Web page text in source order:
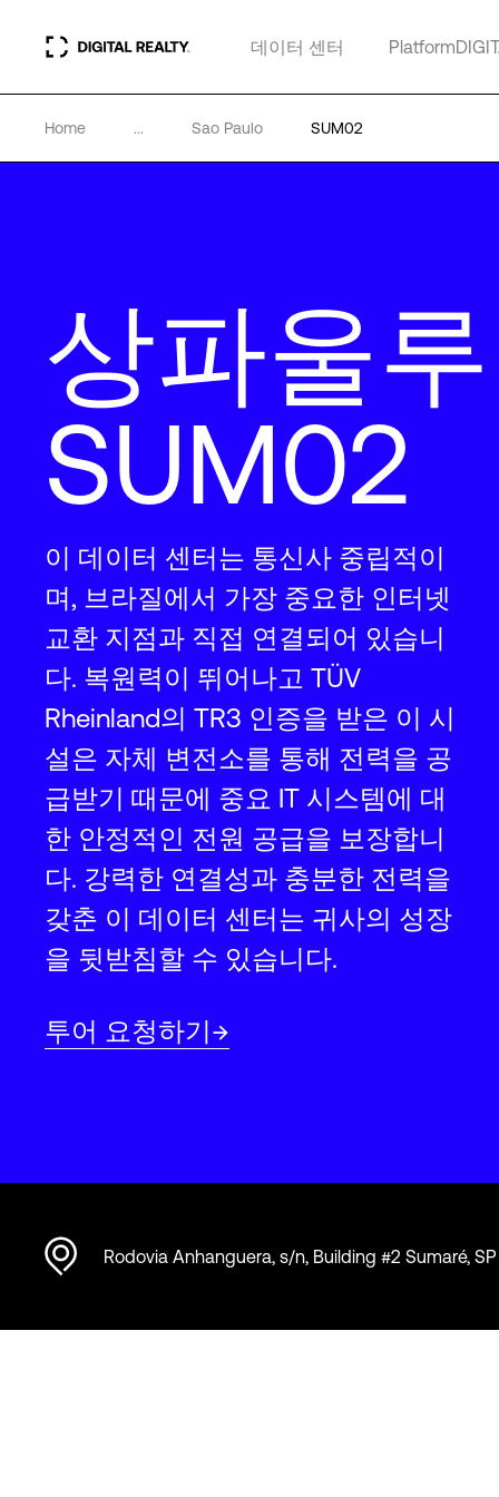
데이터 센터
Home ... Sao Paulo SUM02
상파울루
SUM02
이 데이터 센터는 통신사 중립적이
며, 브라질에서 가장 중요한 인터넷
교환 지점과 직접 연결되어 있습니
다. 복원력이 뛰어나고 TÜV
Rheinland의 TR3 인증을 받은 이 시
설은 자체 변전소를 통해 전력을 공
급받기 때문에 중요 IT 시스템에 대
한 안정적인 전원 공급을 보장합니
다. 강력한 연결성과 충분한 전력을
갖춘 이 데이터 센터는 귀사의 성장
을 뒷받침할 수 있습니다.
투어 요청하기
Rodovia Anhanguera, s/n, Building #2 Sumaré, SP